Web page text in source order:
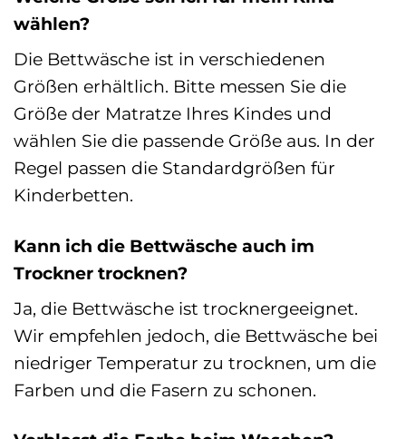
wählen?
Die Bettwäsche ist in verschiedenen
Größen erhältlich. Bitte messen Sie die
Größe der Matratze Ihres Kindes und
wählen Sie die passende Größe aus. In der
Regel passen die Standardgrößen für
Kinderbetten.
Kann ich die Bettwäsche auch im
Trockner trocknen?
Ja, die Bettwäsche ist trocknergeeignet.
Wir empfehlen jedoch, die Bettwäsche bei
niedriger Temperatur zu trocknen, um die
Farben und die Fasern zu schonen.